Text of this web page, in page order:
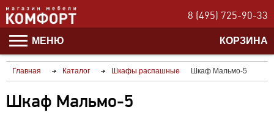
8 (495) 725-90-33
МЕНЮ КОРЗИНА
Главная Каталог Шкафы распашные Шкаф Мальмо-5
Шкаф Мальмо-5